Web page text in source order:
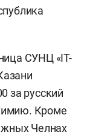
СУНЦ «IT-
за русский
Кроме
Челнах